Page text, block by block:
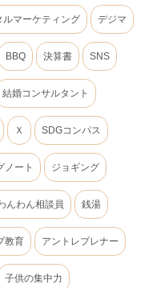
ルマーケティング デジマ
BBQ 決算書 SNS
結婚コンサルタント
Ｘ SDGコンパス
ノート ジョギング
んわん相談員 銭湯
教育 アントレプレナー
子供の集中力